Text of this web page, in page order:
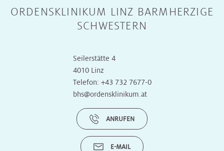
ORDENSKLINIKUM LINZ BARMHERZIGE
SCHWESTERN
Seilerstätte 4
4010 Linz
Telefon: +43 732 7677-0
bhs@ordensklinikum.at
ANRUFEN
E-MAIL